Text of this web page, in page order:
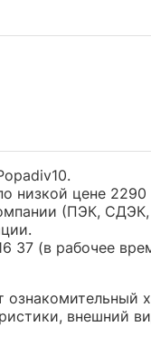
низкой цене
(ПЭК,
37 (в рабочее
внешний